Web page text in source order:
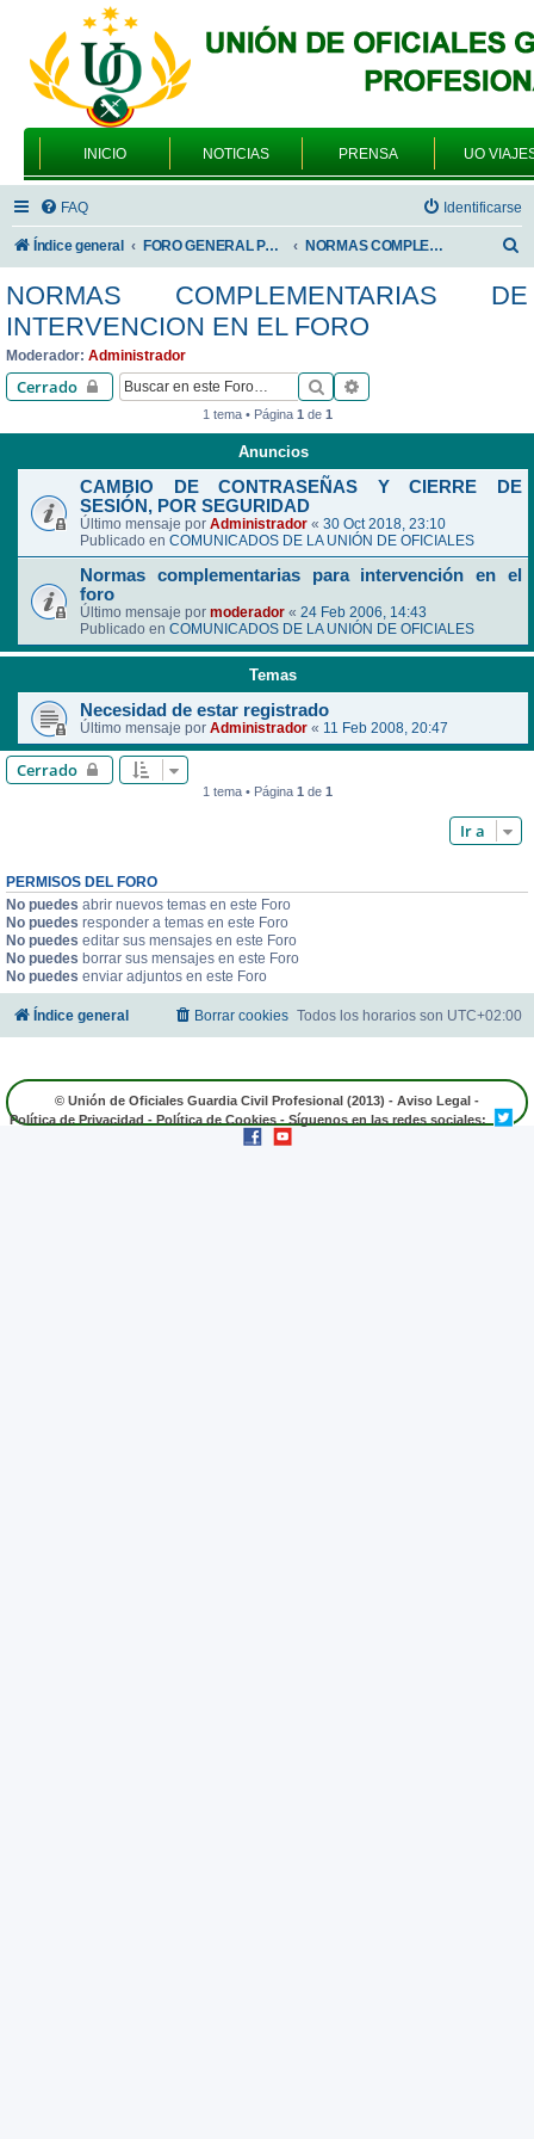
INICIO NOTICIAS PRENSA UO
FAQ Identificarse
Índice general FORO GENERAL PARA TODOS LOS USUARIOS NORMAS COMPLEMENTARIAS DE INTERVENCION EN EL FORO
s
NORMAS COMPLEMENTARIAS DE
INTERVENCION EN EL FORO
Moderador: Administrador
Cerrado Buscar
1 tema • Página 1de 1
Anuncios
CAMBIO DE CONTRASEÑAS Y CIERRE DE
SESIÓN, POR SEGURIDAD
Último mensaje por Administrador « 30 Oct 2018, 23:10
Publicado en COMUNICADOS DE LA UNIÓN DE OFICIALES
Normas complementarias para intervención en el
foro
Último mensaje por moderador « 24 Feb 2006, 14:43
Publicado en COMUNICADOS DE LA UNIÓN DE OFICIALES
Temas
Necesidad de estar registrado
Último mensaje por Administrador « 11 Feb 2008, 20:47
Cerrado
1 tema • Página 1de 1
Ir a
PERMISOS DEL FORO
No puedes abrir nuevos temas en este Foro
No puedes responder a temas en este Foro
No puedes editar sus mensajes en este Foro
No puedes borrar sus mensajes en este Foro
No puedes enviar adjuntos en este Foro
Índice general Todos los horarios son UTC+02:00
Borrar cookies
© Unión de Oficiales Guardia Civil Profesional (2013) - Aviso Legal -
Política de Privacidad-Política de Cookies- Síguenos en las redes sociales: